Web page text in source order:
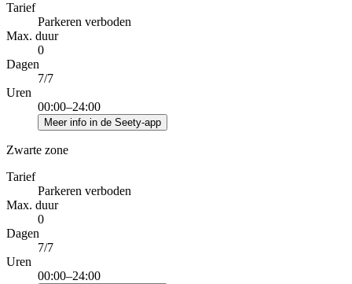
Tarief
Parkeren verboden
Max. duur
0
Dagen
7/7
Uren
00:00–24:00
Meer info in de Seety-app
Zwarte zone
Tarief
Parkeren verboden
Max. duur
0
Dagen
7/7
Uren
00:00–24:00